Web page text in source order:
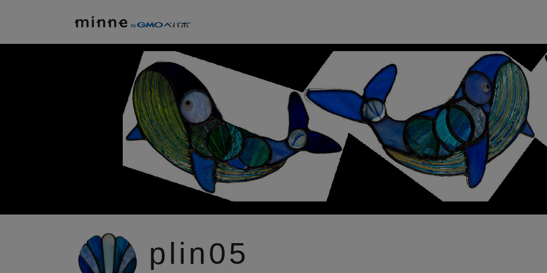
plin05